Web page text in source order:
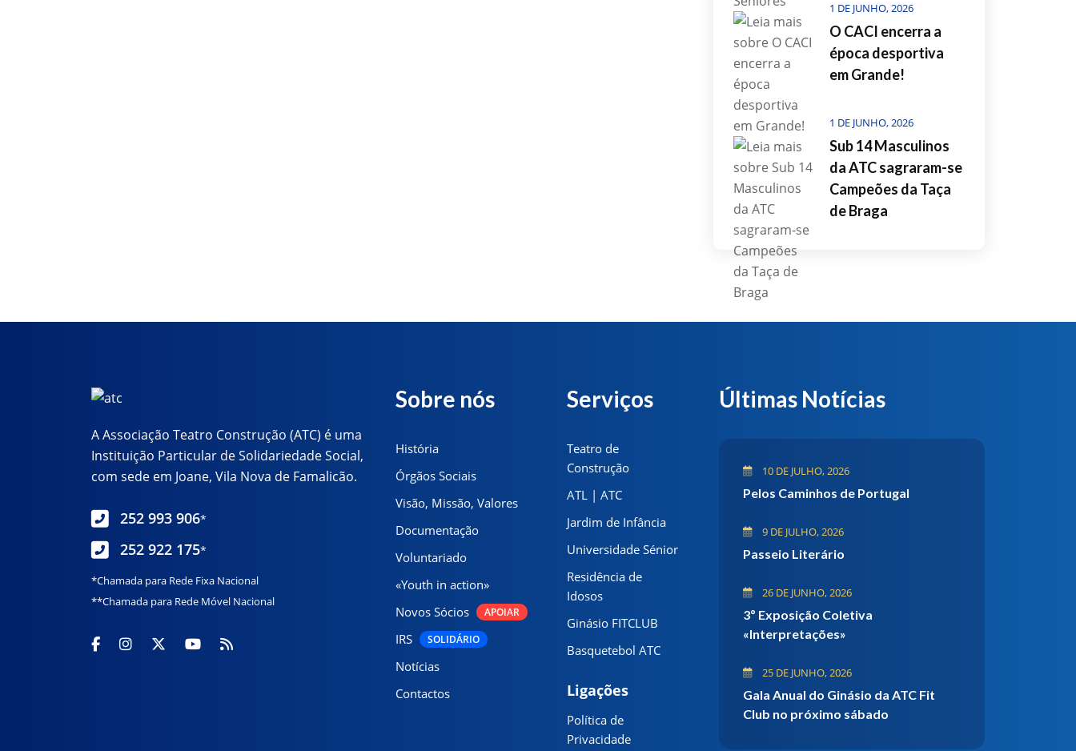
1 DE JUNHO, 2026
O CACI encerra a
época desportiva
em Grande!
1 DE JUNHO, 2026
Sub 14 Masculinos
da ATC sagraram-se
Campeões da Taça
de Braga
A Associação Teatro Construção (ATC) é uma
Instituição Particular de Solidariedade Social,
com sede em Joane, Vila Nova de Famalicão.
252 993 906*
252 922 175*
*Chamada para Rede Fixa Nacional
**Chamada para Rede Móvel Nacional
Sobre nós
História
Órgãos Sociais
Visão, Missão, Valores
Documentação
Voluntariado
«Youth in action»
Novos Sócios
APOIAR
IRS SOLIDÁRIO
Notícias
Contactos
Serviços
Teatro de
Construção
ATL | ATC
Jardim de Infância
Universidade Sénior
Residência de
Idosos
Ginásio FITCLUB
Basquetebol ATC
Ligações
Política de
Privacidade
Últimas Notícias
10 DE JULHO, 2026
Pelos Caminhos de Portugal
9 DE JULHO, 2026
Passeio Literário
26 DE JUNHO, 2026
3º Exposição Coletiva
«Interpretações»
25 DE JUNHO, 2026
Gala Anual do Ginásio da ATC Fit
Club no próximo sábado